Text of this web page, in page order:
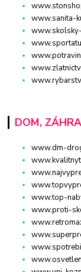
www.sanita-
DOM,
www.dm-
www.top-
www.proti-